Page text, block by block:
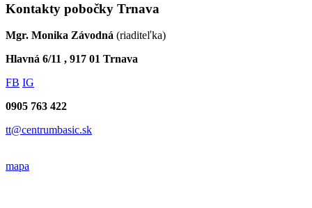
Kontakty pobočky Trnava
Mgr. Monika Závodná (riaditeľka)
Hlavná 6/11 , 917 01 Trnava
FB IG
0905 763 422
tt@centrumbasic.sk
mapa